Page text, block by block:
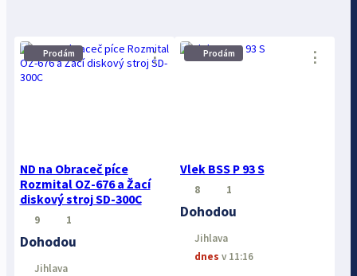
Prodám
ND na Obraceč píce
Rozmital OZ-676 a Žací
diskový stroj SD-300C
⋮
9 1
Dohodou
Jihlava
Prodám
Vlek BSS P 93 S
⋮
8 1
Dohodou
Jihlava
dnes v 11:16